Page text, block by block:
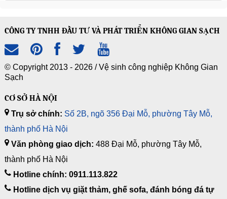
CÔNG TY TNHH ĐẦU TƯ VÀ PHÁT TRIỂN KHÔNG GIAN SẠCH
© Copyright 2013 - 2026 /Vệ sinh công nghiệp Không Gian
Sạch
CƠ SỞ HÀ NỘI
Trụ sở chính: Số 2B, ngõ 356 Đại Mỗ, phường Tây Mỗ,
thành phố Hà Nội
Văn phòng giao dịch: 488 Đại Mỗ, phường Tây Mỗ,
thành phố Hà Nội
Hotline chính: 0911.113.822
Hotline dịch vụ giặt thảm, ghế sofa, đánh bóng đá tự